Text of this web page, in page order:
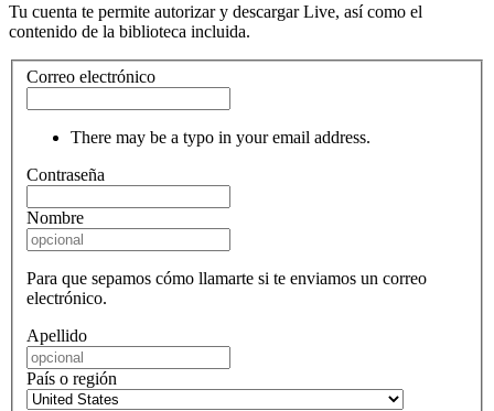
Tu cuenta te permite autorizar y descargar Live, así como el
contenido de la biblioteca incluida.
Correo electrónico
There may be a typo in your email address.
Contraseña
Nombre
Para que sepamos cómo llamarte si te enviamos un correo
electrónico.
Apellido
País o región